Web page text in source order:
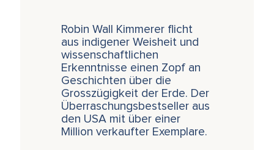
Robin Wall Kimmerer flicht
aus indigener Weisheit und
wissenschaftlichen
Erkenntnisse einen Zopf an
Geschichten über die
Grosszügigkeit der Erde. Der
Überraschungsbestseller aus
den USA mit über einer
Million verkaufter Exemplare.